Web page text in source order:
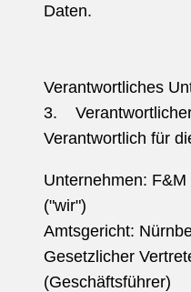
Daten.
Verantwortliches
3.
Verantwortlich für
Unternehmen:
("wir")
Amtsgericht:
Gesetzlicher
(Geschäftsführer)